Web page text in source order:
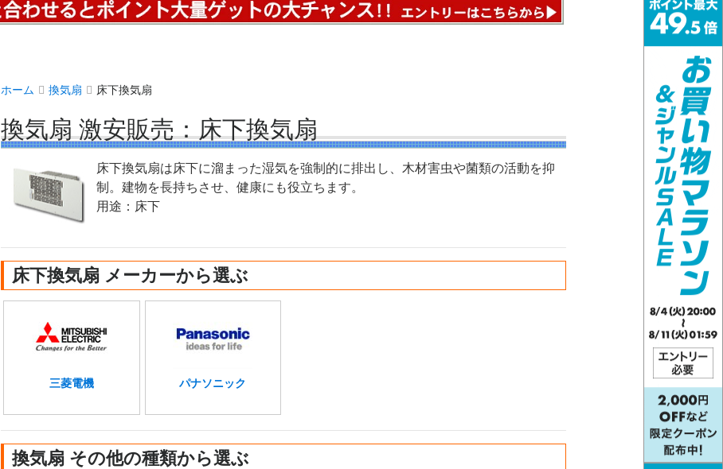
ホーム 換気扇 床下換気扇
換気扇 激安販売：床下換気扇
床下換気扇は床下に溜まった湿気を強制的に排出し、木材害虫や菌類の活動を抑
制。建物を長持ちさせ、健康にも役立ちます。
用途：床下
床下換気扇 メーカーから選ぶ
三菱電機 パナソニック
換気扇 その他の種類から選ぶ